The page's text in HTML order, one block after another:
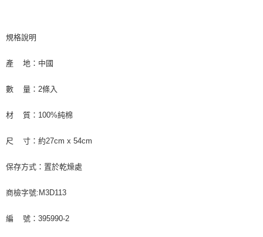
規格說明
產 地：中國
數 量：2條入
材 質：100%純棉
尺 寸：約27cm x 54cm
保存方式：置於乾燥處
商檢字號:M3D113
編 號：395990-2